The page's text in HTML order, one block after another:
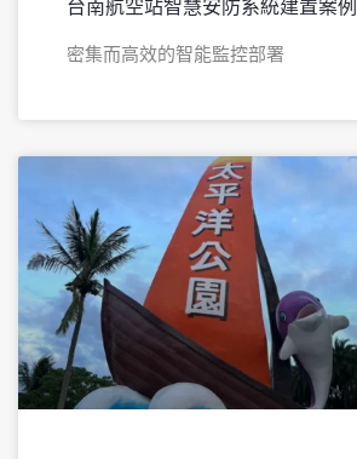
台南航空站智慧安防系統建置案例
密集而高效的智能監控部署